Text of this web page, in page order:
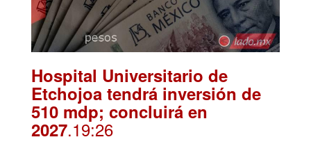
Hospital Universitario de
Etchojoa tendrá inversión de
510 mdp; concluirá en
2027.19:26